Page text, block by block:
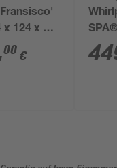
124 x 75
00 €
66